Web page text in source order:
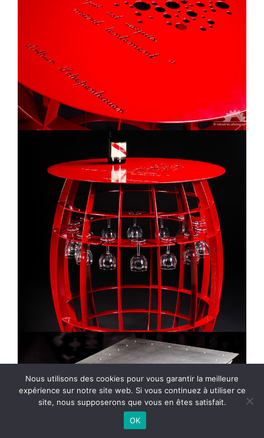
Nous utilisons des cookies pour vous garantir la meilleure
expérience sur notre site web. Si vous continuez à utiliser ce
site, nous supposerons que vous en êtes satisfait.
OK